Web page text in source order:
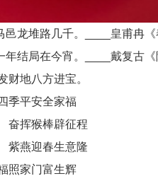
堆路几千。____皇甫冉《
局在今宵。____戴复古《
地八方进宝。
平安全家福
挥猴棒辟征程
燕迎春生意隆
家门富生辉